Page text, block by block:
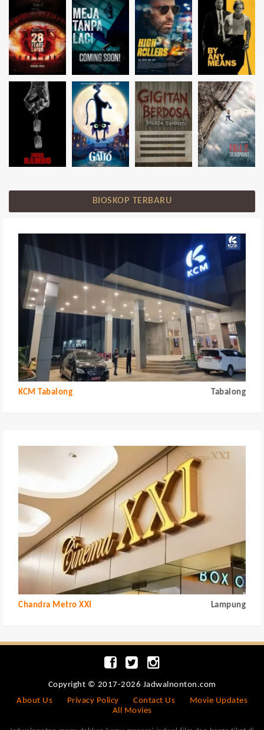
BIOSKOP TERBARU
KCM Tabalong Tabalong
Chandra Metro XXI Lampung
Copyright © 2017-2026 Jadwalnonton.com
About Us
Privacy Policy Contact Us
Movie Updates
All Movies